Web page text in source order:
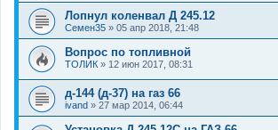
Лопнул коленвал Д 245.12
Семен35 » 05 апр 2018, 21:48
Вопрос по топливной
ТОЛИК » 12 июн 2017, 08:31
д-144 (д-37) на газ 66
ivand » 27 мар 2014, 06:44